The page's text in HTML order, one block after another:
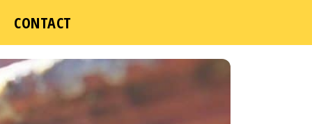
CONTACT